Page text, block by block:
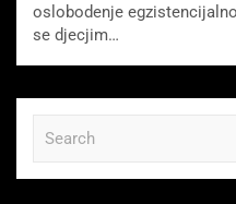
oslobodenje
se djecjim…